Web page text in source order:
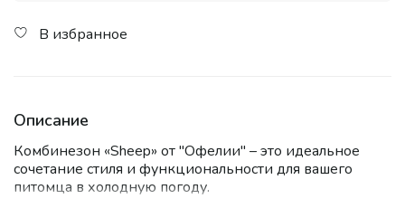
В избранное
Описание
Комбинезон «Sheep» от "Офелии" – это идеальное
сочетание стиля и функциональности для вашего
питомца в холодную погоду.